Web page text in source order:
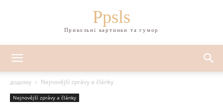
Ppsls
Прикольні картинки та гумор
додому Nejnovější zprávy a články
Nejnovější zprávy a články